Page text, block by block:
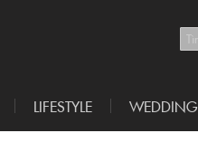
LIFESTYLE WEDDING